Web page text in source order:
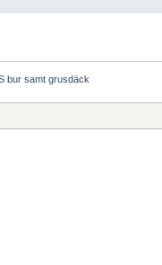
bur samt grusdäck